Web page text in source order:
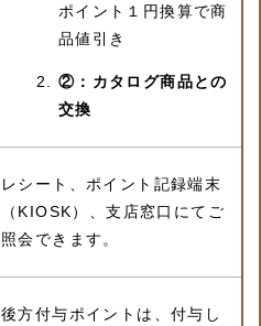
ポイント１円換算で商
品値引き
②：カタログ商品との
交換
レシート、ポイント記録端末
（KIOSK）、支店窓口にてご
照会できます。
後方付与ポイントは、付与し